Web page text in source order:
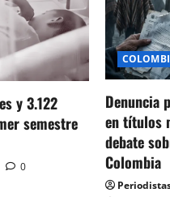
y 3.122
semestre
0
Denuncia
en títulos
debate
Colombia